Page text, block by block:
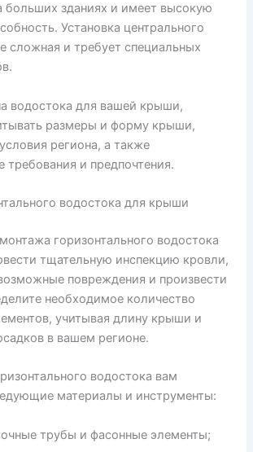
больших зданиях и имеет высокую
Установка центрального
сложная и требует специальных
водостока для вашей крыши,
размеры и форму крыши,
региона, а также
требования и предпочтения.
водостока для крыши
горизонтального водостока
тщательную инспекцию кровли,
повреждения и произвести
необходимое количество
учитывая длину крыши и
в вашем регионе.
водостока вам
материалы и инструменты:
трубы и фасонные элементы;